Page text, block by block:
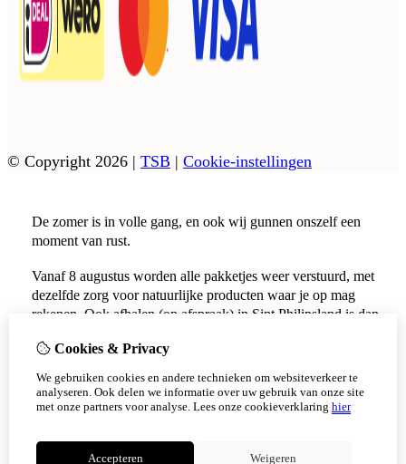
© Copyright 2026 | TSB | Cookie-instellingen
Cookies & Privacy
We gebruiken cookies en andere technieken om websiteverkeer te
analyseren. Ook delen we informatie over uw gebruik van onze site
met onze partners voor analyse. Lees onze cookieverklaring hier
Accepteren Weigeren
De zomer is in volle gang, en ook wij gunnen onszelf een
moment van rust.
Vanaf 8 augustus worden alle pakketjes weer verstuurd, met
dezelfde zorg voor natuurlijke producten waar je op mag
rekenen. Ook afhalen (op afspraak) in Sint Philipsland is dan
Vanaf 17 augustus zijn alle afhaalpunten (Tholen en
Scherpenisse) weer geopend.